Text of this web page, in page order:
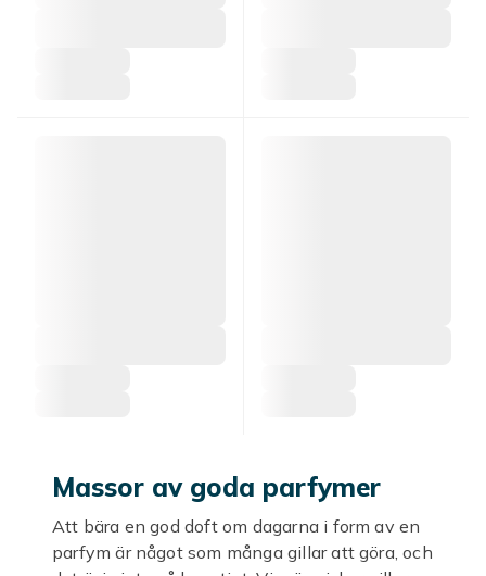
Massor av goda parfymer
Att bära en god doft om dagarna i form av en
parfym är något som många gillar att göra, och